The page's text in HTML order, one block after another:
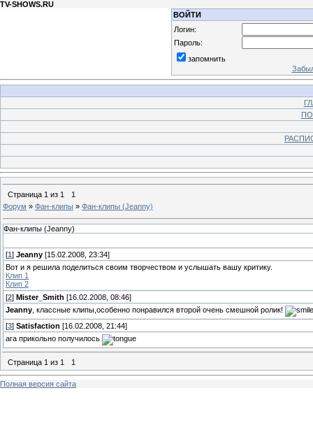
TV-SHOWS.RU
ВОЙТИ
Логин:
Пароль:
запомнить
Страница 1 из 1
1
Форум » Фан-клипы » Фан-клипы (Jeanny)
Фан-клипы (Jeanny)
[1] Jeanny [15.02.2008, 23:34]
Вот и я решила поделиться своим творчеством и услышать вашу критику.
Клип 1
Клип 2
[2] Mister_Smith [16.02.2008, 08:46]
Jeanny, классные клипы,особенно понравился второй очень смешной ролик!
[3] Satisfaction [16.02.2008, 21:44]
ага прикольно получилось
Страница 1 из 1 1
Полная версия сайта